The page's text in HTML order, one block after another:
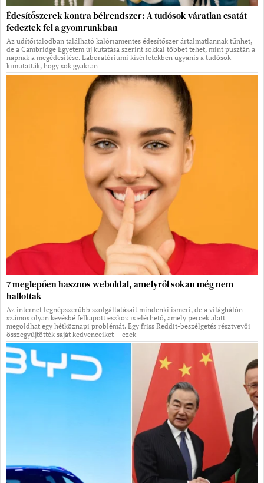
Édesítőszerek kontra bélrendszer: A tudósok váratlan csatát
fedeztek fel a gyomrunkban
Az üdítőitalodban található kalóriamentes édesítőszer ártalmatlannak tűnhet,
de a Cambridge Egyetem új kutatása szerint sokkal többet tehet, mint pusztán a
napnak a megédesítése. Laboratóriumi kísérletekben ugyanis a tudósok
kimutatták, hogy sok gyakran
7 meglepően hasznos weboldal, amelyről sokan még nem
hallottak
Az internet legnépszerűbb szolgáltatásait mindenki ismeri, de a világhálón
számos olyan kevésbé felkapott eszköz is elérhető, amely percek alatt
megoldhat egy hétköznapi problémát. Egy friss Reddit-beszélgetés résztvevői
összegyűjtötték saját kedvenceiket – ezek